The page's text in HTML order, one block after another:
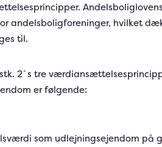
andelsboligforeninger, hvilket
til.
2´s tre
er følgende:
som udlejningsejendom på